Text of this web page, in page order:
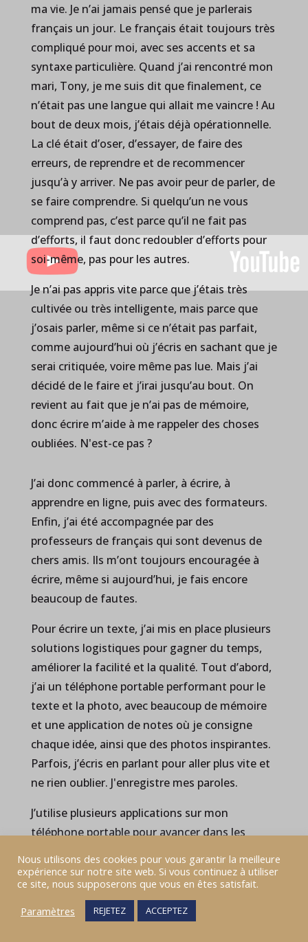
ma vie. Je n’ai jamais pensé que je parlerais
français un jour. Le français était toujours très
compliqué pour moi, avec ses accents et sa
syntaxe particulière. Quand j’ai rencontré mon
mari, Tony, je me suis dit que finalement, ce
n’était pas une langue qui allait me vaincre ! Au
bout de deux mois, j’étais déjà opérationnelle.
La clé était d’oser, d’essayer, de faire des
erreurs, de reprendre et de recommencer
jusqu’à y arriver. Ne pas avoir peur de parler, de
se faire comprendre. Si quelqu’un ne vous
comprend pas, c’est parce qu’il ne fait pas
d’efforts, il faut donc redoubler d’efforts pour
soi-même, pas pour les autres.
Je n’ai pas appris vite parce que j’étais très
cultivée ou très intelligente, mais parce que
j’osais parler, même si ce n’était pas parfait,
comme aujourd’hui où j’écris en sachant que je
serai critiquée, voire même pas lue. Mais j’ai
décidé de le faire et j’irai jusqu’au bout. On
revient au fait que je n’ai pas de mémoire,
donc écrire m’aide à me rappeler des choses
oubliées. N'est-ce pas ?
J’ai donc commencé à parler, à écrire, à
apprendre en ligne, puis avec des formateurs.
Enfin, j’ai été accompagnée par des
professeurs de français qui sont devenus de
chers amis. Ils m’ont toujours encouragée à
écrire, même si aujourd’hui, je fais encore
beaucoup de fautes.
Pour écrire un texte, j’ai mis en place plusieurs
solutions logistiques pour gagner du temps,
améliorer la facilité et la qualité. Tout d’abord,
j’ai un téléphone portable performant pour le
texte et la photo, avec beaucoup de mémoire
et une application de notes où je consigne
chaque idée, ainsi que des photos inspirantes.
Parfois, j’écris en parlant pour aller plus vite et
ne rien oublier. J'enregistre mes paroles.
J’utilise plusieurs applications sur mon
téléphone portable pour avancer dans les
mon blog que pour les produits sur mon site.
Saviez-vous qu’avant les applications d’IA pour
la suppression des fonds sur les photos
Nous utilisons des cookies pour vous garantir la meilleure
expérience sur notre site web. Si vous continuez à utiliser
ce site, nous supposerons que vous en êtes satisfait.
Paramètres
REJETEZ ACCEPTEZ